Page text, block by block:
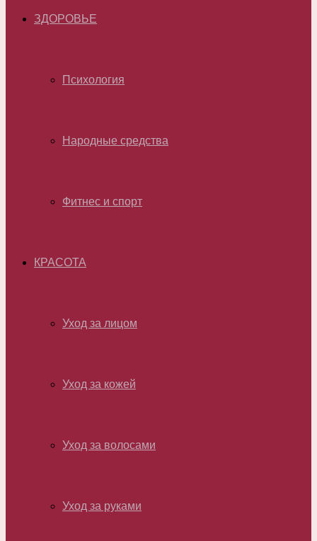
ЗДОРОВЬЕ
Психология
Народные средства
Фитнес и спорт
КРАСОТА
Уход за лицом
Уход за кожей
Уход за волосами
Уход за руками